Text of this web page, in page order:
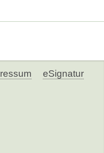
eSignatur